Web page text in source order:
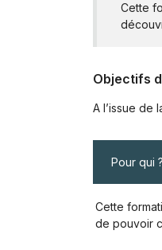
Cette
Objectifs
A l’issue de
Pour qui ?
Cette
de pouvoir